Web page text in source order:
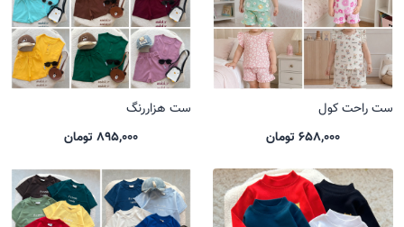
ست راحت کول
658,000 تومان
ست هزاررنگ
895,000 تومان